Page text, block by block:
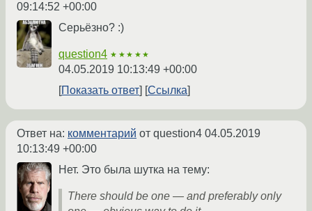
09:14:52 +00:00
Серьёзно? :)
question4 ★★★★★
04.05.2019 10:13:49 +00:00
Показать ответ
Ссылка
Ответ на: комментарий от question4 04.05.2019
10:13:49 +00:00
Нет. Это была шутка на тему:
There should be one — and preferably only